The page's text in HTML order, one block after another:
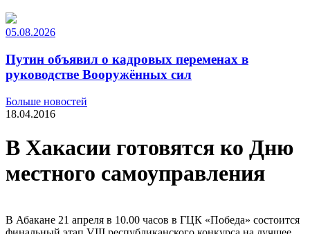
05.08.2026
Путин объявил о кадровых переменах в
руководстве Вооружённых сил
Больше новостей
18.04.2016
В Хакасии готовятся ко Дню
местного самоуправления
В Абакане 21 апреля в 10.00 часов в ГЦК «Победа» состоится